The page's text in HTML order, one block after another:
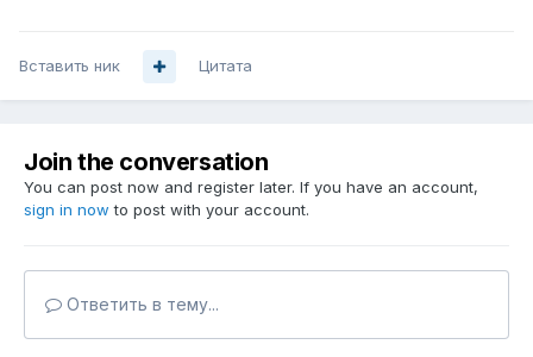
Вставить ник Цитата
Join the conversation
You can post now and register later. If you have an account,
sign in now to post with your account.
Ответить в тему...